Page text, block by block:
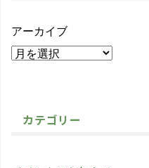
アーカイブ
カテゴリー